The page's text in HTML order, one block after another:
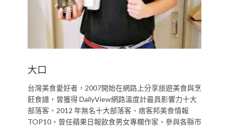
大口
台灣美食愛好者，2007開始在網路上分享旅遊美食與烹
飪食譜，曾獲得 DailyView網路溫度計最具影響力十大
部落客、2012 年無名十大部落客、痞客邦美食情報
TOP10，曾任蘋果日報飲食男女專欄作家、參與各縣市